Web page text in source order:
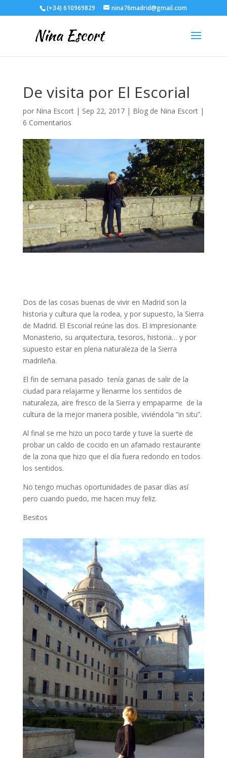
(+34) 610969829 nina76madrid@gmail.com
De visita por El Escorial
por Nina Escort| Sep 22, 2017| Blog de Nina Escort|
6 Comentarios
Dos de las cosas buenas de vivir en Madrid son la
historia y cultura que la rodea, y por supuesto, la Sierra
de Madrid. El Escorial reúne las dos. El impresionante
Monasterio, su arquitectura, tesoros, historia… y por
supuesto estar en plena naturaleza de la Sierra
madrileña.
El fin de semana pasado tenía ganas de salir de la
ciudad para relajarme y llenarme los sentidos de
naturaleza, aire fresco de la Sierra y empaparme de la
cultura de la mejor manera posible, viviéndola “in situ”.
Al final se me hizo un poco tarde y tuve la suerte de
probar un caldo de cocido en un afamado restaurante
de la zona que hizo que el día fuera redondo en todos
los sentidos.
No tengo muchas oportunidades de pasar días así
pero cuando puedo, me hacen muy feliz.
Besitos